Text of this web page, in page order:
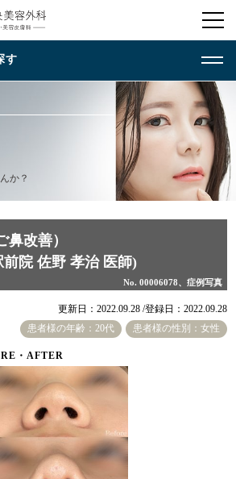
か？
鼻改善）
院 佐野 孝治 医師)
No. 00006078、症例写真
患者様の年齢：20代 患者様の性別：女性
更新日：2022.09.28 /登録日：2022.09.28
・AFTER